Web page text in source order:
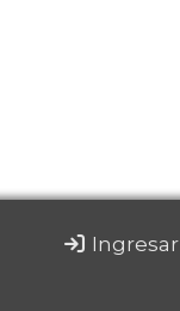
Ingresar